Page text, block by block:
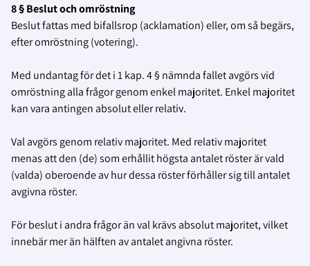
8 § Beslut och omröstning
Beslut fattas med bifallsrop (acklamation) eller, om så begärs,
efter omröstning (votering).
Med undantag för det i 1 kap. 4 § nämnda fallet avgörs vid
omröstning alla frågor genom enkel majoritet. Enkel majoritet
kan vara antingen absolut eller relativ.
Val avgörs genom relativ majoritet. Med relativ majoritet
menas att den (de) som erhållit högsta antalet röster är vald
(valda) oberoende av hur dessa röster förhåller sig till antalet
avgivna röster.
För beslut i andra frågor än val krävs absolut majoritet, vilket
innebär mer än hälften av antalet angivna röster.